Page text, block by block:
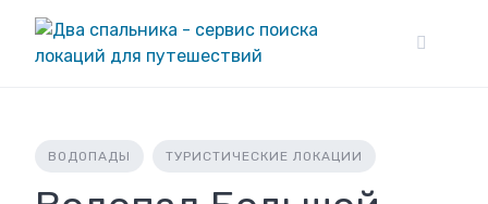
content
ВОДОПАДЫ ТУРИСТИЧЕСКИЕ ЛОКАЦИИ